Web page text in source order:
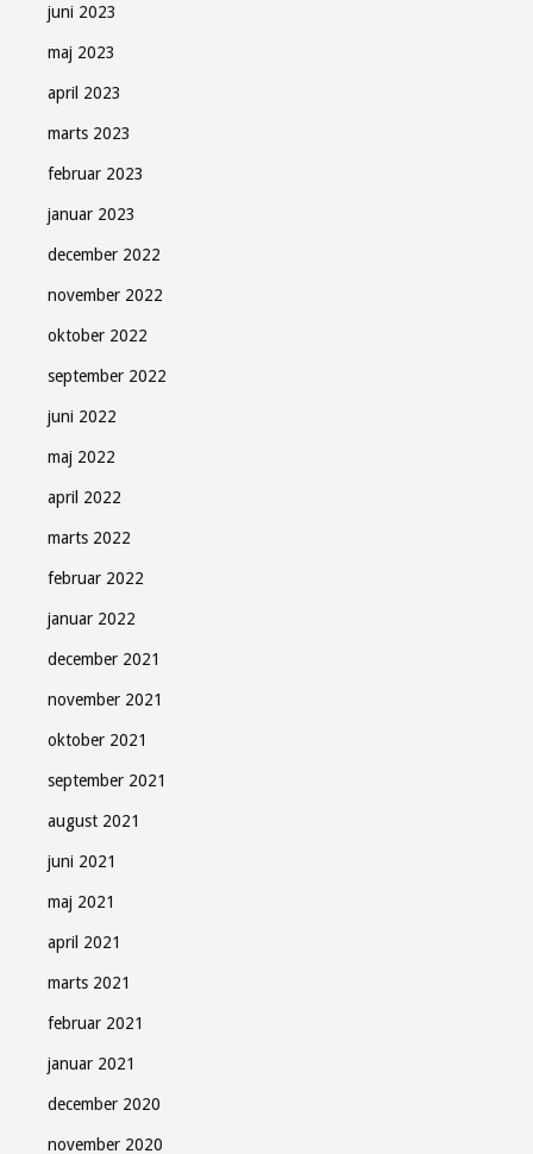
juni 2023
maj 2023
april 2023
marts 2023
februar 2023
januar 2023
december 2022
november 2022
oktober 2022
september 2022
juni 2022
maj 2022
april 2022
marts 2022
februar 2022
januar 2022
december 2021
november 2021
oktober 2021
september 2021
august 2021
juni 2021
maj 2021
april 2021
marts 2021
februar 2021
januar 2021
december 2020
november 2020